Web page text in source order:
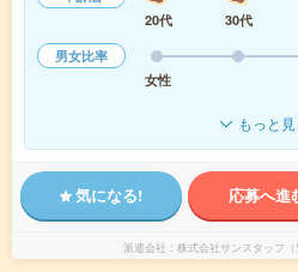
20代
30代
男女比率
女性
もっと
気になる! 応募へ進
派遣会社 株式会社サンスタッフ（